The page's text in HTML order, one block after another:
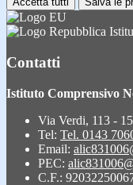
Contatti
Istituto Comprensivo
Via Verdi, 113 -
Tel: Tel. 0143
Email:
PEC:
C.F.: